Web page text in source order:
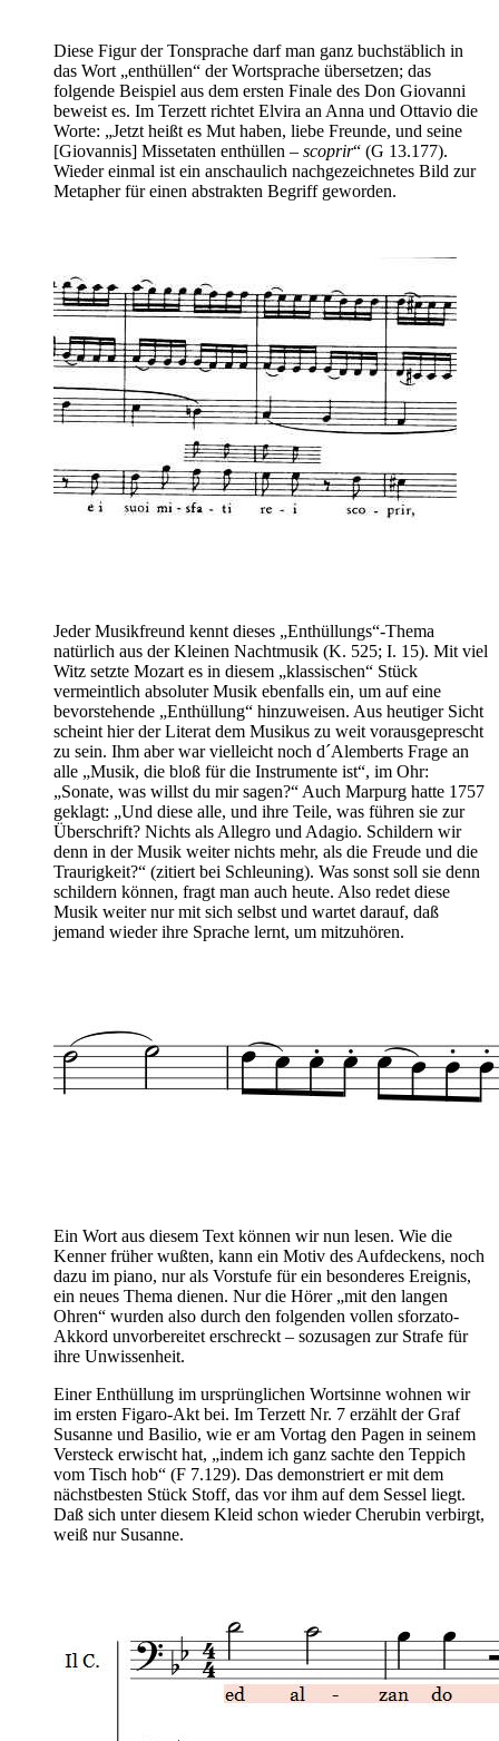
Diese Figur der Tonsprache darf man ganz buchstäblich in
das Wort „enthüllen“ der Wortsprache übersetzen; das
folgende Beispiel aus dem ersten Finale des Don Giovanni
beweist es. Im Terzett richtet Elvira an Anna und Ottavio die
Worte: „Jetzt heißt es Mut haben, liebe Freunde, und seine
[Giovannis] Missetaten enthüllen – scoprir“ (G 13.177).
Wieder einmal ist ein anschaulich nachgezeichnetes Bild zur
Metapher für einen abstrakten Begriff geworden.
Jeder Musikfreund kennt dieses „Enthüllungs“-Thema
natürlich aus der Kleinen Nachtmusik (K. 525; I. 15). Mit viel
Witz setzte Mozart es in diesem „klassischen“ Stück
vermeintlich absoluter Musik ebenfalls ein, um auf eine
bevorstehende „Enthüllung“ hinzuweisen. Aus heutiger Sicht
scheint hier der Literat dem Musikus zu weit vorausgeprescht
zu sein. Ihm aber war vielleicht noch d´Alemberts Frage an
alle „Musik, die bloß für die Instrumente ist“, im Ohr:
„Sonate, was willst du mir sagen?“ Auch Marpurg hatte 1757
geklagt: „Und diese alle, und ihre Teile, was führen sie zur
Überschrift? Nichts als Allegro und Adagio. Schildern wir
denn in der Musik weiter nichts mehr, als die Freude und die
Traurigkeit?“ (zitiert bei Schleuning). Was sonst soll sie denn
schildern können, fragt man auch heute. Also redet diese
Musik weiter nur mit sich selbst und wartet darauf, daß
jemand wieder ihre Sprache lernt, um mitzuhören.
Ein Wort aus diesem Text können wir nun lesen. Wie die
Kenner früher wußten, kann ein Motiv des Aufdeckens, noch
dazu im piano, nur als Vorstufe für ein besonderes Ereignis,
ein neues Thema dienen. Nur die Hörer „mit den langen
Ohren“ wurden also durch den folgenden vollen sforzato-
Akkord unvorbereitet erschreckt – sozusagen zur Strafe für
ihre Unwissenheit.
Einer Enthüllung im ursprünglichen Wortsinne wohnen wir
im ersten Figaro-Akt bei. Im Terzett Nr. 7 erzählt der Graf
Susanne und Basilio, wie er am Vortag den Pagen in seinem
Versteck erwischt hat, „indem ich ganz sachte den Teppich
vom Tisch hob“ (F 7.129). Das demonstriert er mit dem
nächstbesten Stück Stoff, das vor ihm auf dem Sessel liegt.
Daß sich unter diesem Kleid schon wieder Cherubin verbirgt,
weiß nur Susanne.